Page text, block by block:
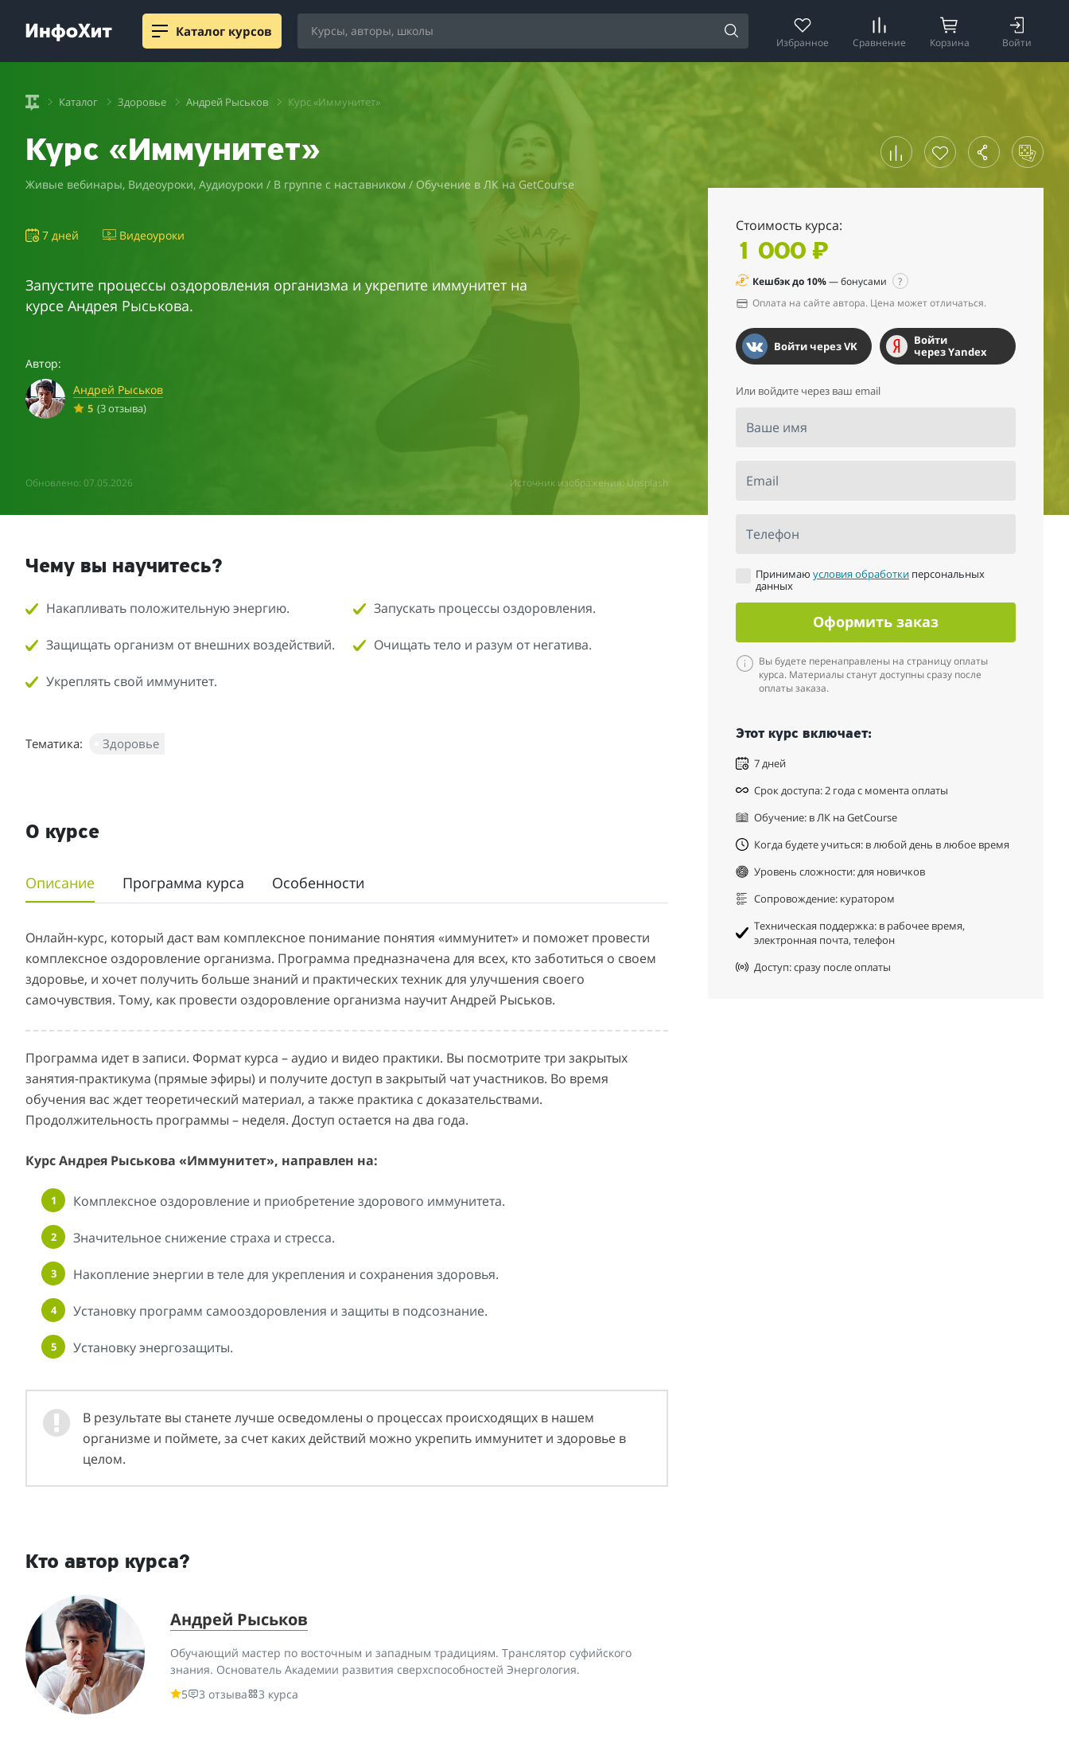
Каталог курсов
Избранное Сравнение Корзина Войти
Каталог Здоровье Андрей Рыськов Курс «Иммунитет»
Курс «Иммунитет»
Живые вебинары, Видеоуроки, Аудиоуроки / В группе с наставником / Обучение в ЛК на GetCourse
7 дней Видеоуроки
Запустите процессы оздоровления организма и укрепите иммунитет на
курсе Андрея Рыськова.
Автор:
Андрей Рыськов
5 (3 отзыва)
Обновлено: 07.05.2026 Источник изображения: Unsplash
Стоимость курса:
1 000 ₽
Кешбэк до 10%— бонусами
?
Оплата на сайте автора. Цена может отличаться.
Войти через VK
Войти
через Yandex
Или войдите через ваш email
Ваше имя
Email
Телефон
Принимаюусловия обработки персональных
данных
Оформить заказ
Вы будете перенаправлены на страницу оплаты
курса. Материалы станут доступны сразу после
оплаты заказа.
Этот курс включает:
7 дней
Срок доступа: 2 года с момента оплаты
Обучение: в ЛК на GetCourse
Когда будете учиться: в любой день в любое время
Уровень сложности: для новичков
Сопровождение: куратором
Техническая поддержка: в рабочее время,
электронная почта, телефон
Доступ: сразу после оплаты
Чему вы научитесь?
Накапливать положительную энергию.
Защищать организм от внешних воздействий.
Укреплять свой иммунитет.
Запускать процессы оздоровления.
Очищать тело и разум от негатива.
Тематика: Здоровье
О курсе
Описание Программа курса Особенности
Онлайн-курс, который даст вам комплексное понимание понятия «иммунитет» и поможет провести
комплексное оздоровление организма. Программа предназначена для всех, кто заботиться о своем
здоровье, и хочет получить больше знаний и практических техник для улучшения своего
самочувствия. Тому, как провести оздоровление организма научит Андрей Рыськов.
Программа идет в записи. Формат курса – аудио и видео практики. Вы посмотрите три закрытых
занятия-практикума (прямые эфиры) и получите доступ в закрытый чат участников. Во время
обучения вас ждет теоретический материал, а также практика с доказательствами.
Продолжительность программы – неделя. Доступ остается на два года.
Курс Андрея Рыськова «Иммунитет», направлен на:
Комплексное оздоровление и приобретение здорового иммунитета.
Значительное снижение страха и стресса.
Накопление энергии в теле для укрепления и сохранения здоровья.
Установку программ самооздоровления и защиты в подсознание.
Установку энергозащиты.
В результате вы станете лучше осведомлены о процессах происходящих в нашем
организме и поймете, за счет каких действий можно укрепить иммунитет и здоровье в
целом.
Кто автор курса?
Андрей Рыськов
Обучающий мастер по восточным и западным традициям. Транслятор суфийского
знания. Основатель Академии развития сверхспособностей Энергология.
5
3 отзыва 3 курса